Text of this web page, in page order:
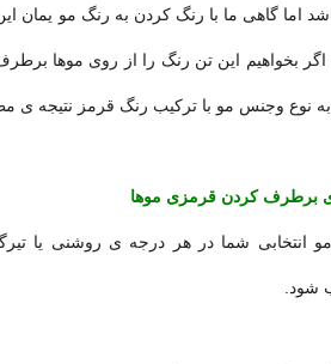
اما گاهی ما با رنگ کردن به رنگ مو یمان
بخواهیم این تن رنگ را از روی موها برطرف
نوع وجنس مو با ترکیب رنگ قرمز نتیجه ی
برطرف کردن قرمزی موها
شود.